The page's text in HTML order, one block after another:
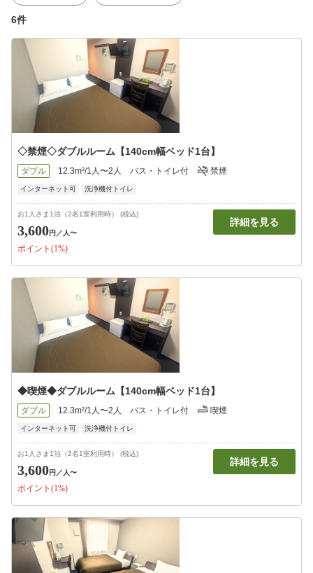
6件
◇禁煙◇ダブルルーム【140cm幅ベッド1台】
ダブル 12.3m²/1人〜2人 バス・トイレ付 禁煙
インターネット可 洗浄機付トイレ
お1人さま1泊（2名1室利用時） (税込)
3,600円 ／人〜
ポイント(1%)
詳細を見る
◆喫煙◆ダブルルーム【140cm幅ベッド1台】
ダブル 12.3m²/1人〜2人 バス・トイレ付 喫煙
インターネット可 洗浄機付トイレ
お1人さま1泊（2名1室利用時） (税込)
3,600円 ／人〜
ポイント(1%)
詳細を見る